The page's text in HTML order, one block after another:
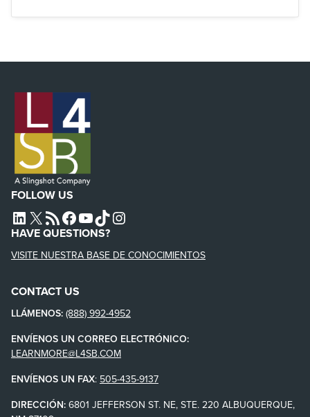
FOLLOW US
L4SB LINKEDIN
X L4SB RSS FEEDL4SB FACEBOOK
L4SB YOUTUBE
TIKTOKINSTAGRAM
HAVE QUESTIONS?
VISITE NUESTRA BASE DE CONOCIMIENTOS
CONTACT US
LLÁMENOS: (888) 992-4952
ENVÍENOS UN CORREO ELECTRÓNICO:
LEARNMORE@L4SB.COM
ENVÍENOS UN FAX: 505-435-9137
DIRECCIÓN: 6801 JEFFERSON ST. NE, STE. 220 ALBUQUERQUE,